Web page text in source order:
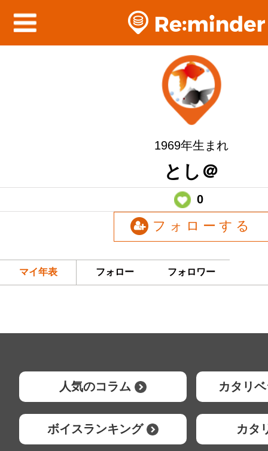
1969年生まれ
とし＠
0
フォローする
マイ年表 フォロー フォロワー
人気のコラム カタリ
ボイスランキング カタ